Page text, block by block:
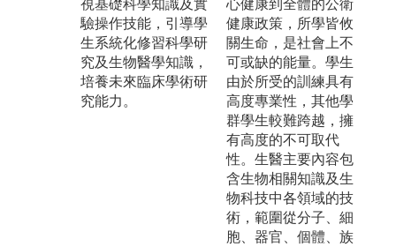
視基礎科學知識及實
驗操作技能，引導學
生系統化修習科學研
究及生物醫學知識，
培養未來臨床學術研
究能力。
心健康到全體的公衛
健康政策，所學皆攸
關生命，是社會上不
可或缺的能量。學生
由於所受的訓練具有
高度專業性，其他學
群學生較難跨越，擁
有高度的不可取代
性。生醫主要內容包
含生物相關知識及生
物科技中各領域的技
術，範圍從分子、細
胞、器官、個體、族